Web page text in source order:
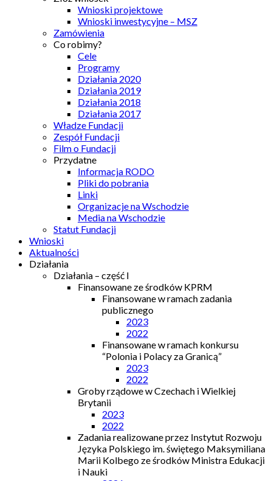
Wnioski projektowe
Wnioski inwestycyjne – MSZ
Zamówienia
Co robimy?
Cele
Programy
Działania 2020
Działania 2019
Działania 2018
Działania 2017
Władze Fundacji
Zespół Fundacji
Film o Fundacji
Przydatne
Informacja RODO
Pliki do pobrania
Linki
Organizacje na Wschodzie
Media na Wschodzie
Statut Fundacji
Wnioski
Aktualności
Działania
Działania – część I
Finansowane ze środków KPRM
Finansowane w ramach zadania
publicznego
2023
2022
Finansowane w ramach konkursu
“Polonia i Polacy za Granicą”
2023
2022
Groby rządowe w Czechach i Wielkiej
Brytanii
2023
2022
Zadania realizowane przez Instytut Rozwoju
Języka Polskiego im. świętego Maksymiliana
Marii Kolbego ze środków Ministra Edukacji
i Nauki